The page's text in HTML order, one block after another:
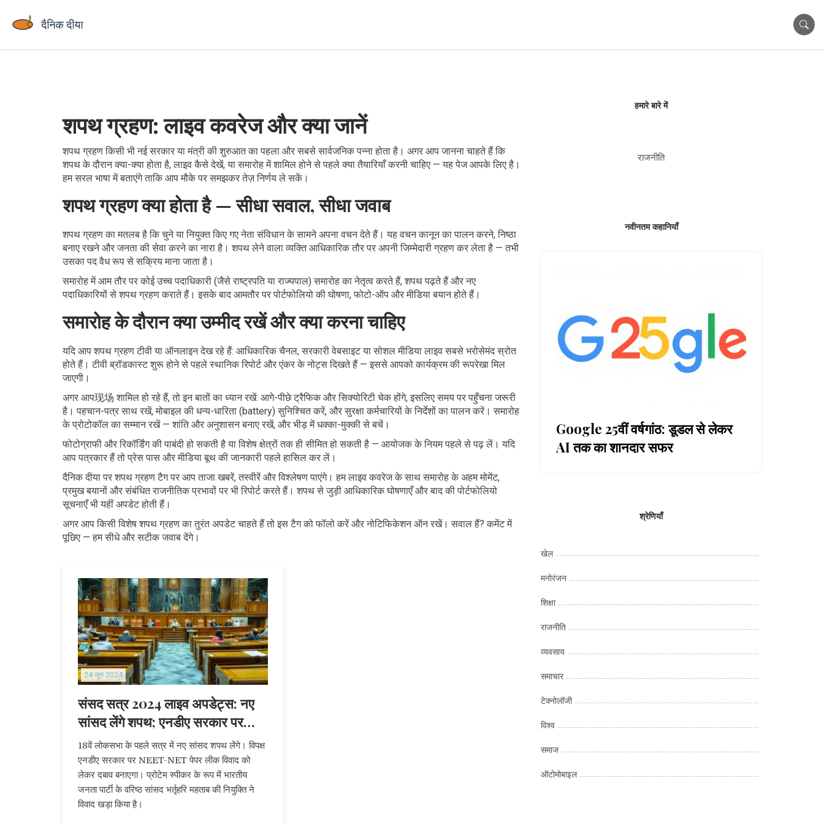
शपथ ग्रहण: लाइव कवरेज और क्या जानें
शपथ ग्रहण किसी भी नई सरकार या मंत्री की शुरुआत का पहला और सबसे सार्वजनिक पन्ना होता है। अगर आप जानना चाहते हैं कि
शपथ के दौरान क्या-क्या होता है, लाइव कैसे देखें, या समारोह में शामिल होने से पहले क्या तैयारियाँ करनी चाहिए — यह पेज आपके लिए है।
हम सरल भाषा में बताएंगे ताकि आप मौके पर समझकर तेज़ निर्णय ले सकें।
शपथ ग्रहण क्या होता है — सीधा सवाल, सीधा जवाब
शपथ ग्रहण का मतलब है कि चुने या नियुक्त किए गए नेता संविधान के सामने अपना वचन देते हैं। यह वचन कानून का पालन करने, निष्ठा
बनाए रखने और जनता की सेवा करने का नारा है। शपथ लेने वाला व्यक्ति आधिकारिक तौर पर अपनी जिम्मेदारी ग्रहण कर लेता है — तभी
उसका पद वैध रूप से सक्रिय माना जाता है।
समारोह में आम तौर पर कोई उच्च पदाधिकारी (जैसे राष्ट्रपति या राज्यपाल) समारोह का नेतृत्व करते हैं, शपथ पढ़ते हैं और नए
पदाधिकारियों से शपथ ग्रहण कराते हैं। इसके बाद आमतौर पर पोर्टफोलियो की घोषणा, फोटो-ऑप और मीडिया बयान होते हैं।
समारोह के दौरान क्या उम्मीद रखें और क्या करना चाहिए
यदि आप शपथ ग्रहण टीवी या ऑनलाइन देख रहे हैं: आधिकारिक चैनल, सरकारी वेबसाइट या सोशल मीडिया लाइव सबसे भरोसेमंद स्रोत
होते हैं। टीवी ब्रॉडकास्ट शुरू होने से पहले स्थानिक रिपोर्ट और एंकर के नोट्स दिखते हैं — इससे आपको कार्यक्रम की रूपरेखा मिल
जाएगी।
अगर आप现场 शामिल हो रहे हैं, तो इन बातों का ध्यान रखें: आगे-पीछे ट्रैफिक और सिक्योरिटी चेक होंगे, इसलिए समय पर पहुँचना जरूरी
है। पहचान-पत्र साथ रखें, मोबाइल की धन्य-धारिता (battery) सुनिश्चित करें, और सुरक्षा कर्मचारियों के निर्देशों का पालन करें। समारोह
के प्रोटोकॉल का सम्मान रखें — शांति और अनुशासन बनाए रखें, और भीड़ में धक्का-मुक्की से बचें।
फोटोग्राफी और रिकॉर्डिंग की पाबंदी हो सकती है या विशेष क्षेत्रों तक ही सीमित हो सकती है — आयोजक के नियम पहले से पढ़ लें। यदि
आप पत्रकार हैं तो प्रेस पास और मीडिया बूथ की जानकारी पहले हासिल कर लें।
दैनिक दीया पर शपथ ग्रहण टैग पर आप ताजा खबरें, तस्वीरें और विश्लेषण पाएंगे। हम लाइव कवरेज के साथ समारोह के अहम मोमेंट,
प्रमुख बयानों और संबंधित राजनीतिक प्रभावों पर भी रिपोर्ट करते हैं। शपथ से जुड़ी आधिकारिक घोषणाएँ और बाद की पोर्टफोलियो
सूचनाएँ भी यहीं अपडेट होती हैं।
अगर आप किसी विशेष शपथ ग्रहण का तुरंत अपडेट चाहते हैं तो इस टैग को फॉलो करें और नोटिफिकेशन ऑन रखें। सवाल हैं? कमेंट में
पूछिए — हम सीधे और सटीक जवाब देंगे।
24 जून 2024
संसद सत्र 2024 लाइव अपडेट्स: नए
सांसद लेंगे शपथ; एनडीए सरकार पर
दबाव बनाएगा विपक्ष
18वें लोकसभा के पहले सत्र में नए सांसद शपथ लेंगे। विपक्ष
एनडीए सरकार पर NEET-NET पेपर लीक विवाद को
लेकर दबाव बनाएगा। प्रोटेम स्पीकर के रूप में भारतीय
जनता पार्टी के वरिष्ठ सांसद भर्तृहरि महताब की नियुक्ति ने
विवाद खड़ा किया है।
हमारे बारे में
राजनीति
नवीनतम कहानियाँ
Google 25वीं वर्षगांठ: डूडल से लेकर
AI तक का शानदार सफर
श्रेणियाँ
खेल
मनोरंजन
शिक्षा
राजनीति
व्यवसाय
समाचार
टेक्नोलॉजी
विश्व
समाज
ऑटोमोबाइल